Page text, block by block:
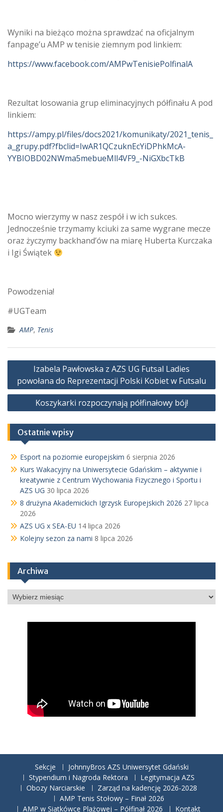
Wyniki na bieżąco można sprawdzać na oficjalnym
fanpage’u AMP w tenisie ziemnym pod linkiem:
https://www.facebook.com/AMPwTenisiePolfinalA
Rezultat losowania grup eliminacyjnych półfinału A pod
linkiem:
https://ampy.pl/files/docs2021/komunikaty/2021_tenis_
a_grupy.pdf?fbclid=IwAR1QCzuknEcYiDPhkMcA-
YYBIOBD02NWma5mebueMll4VF9_-NiGXbcTkB
Mocno wierzymy w nasz zespół i w ich sukces.
Jednocześnie trzymamy kciuki za same wygrane mecze
oraz życzymy backhand’ów na miarę Huberta Kurczaka
i Igi Świątek
Powodzenia!
#UGTeam
AMP, Tenis
Nawigacja
wpisu
Izabela Pawłowska z AZS UG Futsal Ladies
powołana do Reprezentacji Polski Kobiet w Futsalu
Koszykarki rozpoczynają półfinałowy bój!
Ostatnie wpisy
Esport na poziomie europejskim 6 sierpnia 2026
Kurs Wakacyjny na Uniwersytecie Gdańskim – aktywnie i
kreatywnie z Centrum Wychowania Fizycznego i Sportu i
AZS UG 30 lipca 2026
8 drużyna Akademickich Igrzysk Europejskich 2026 27 lipca
2026
AZS UG x SEA-EU 14 lipca 2026
Kolejny sezon za nami 8 lipca 2026
Archiwa
Archiwa
Sekcje
JohnnyBros AZS Uniwersytet Gdański
Stypendium i Nagroda Rektora
Legitymacja AZS
Obozy Narciarskie
Zarząd na kadencję 2026-2028
AMP Tenis Stołowy – Finał 2026
AMP w Siatkówce Plażowej – Półfinał 2026
Kontakt